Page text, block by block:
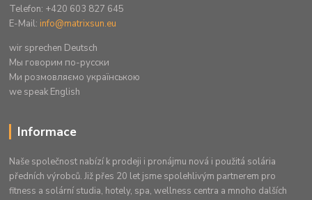
Telefon: +420 603 827 645
E-Mail: info@matrixsun.eu
wir sprechen Deutsch
Mы говорим по-русски
Ми розмовляємо українською
we speak English
Informace
Naše společnost nabízí k prodeji i pronájmu nová i použitá solária
předních výrobců. Již přes 20 let jsme spolehlivým partnerem pro
fitness a solární studia, hotely, spa, wellness centra a mnoho dalších